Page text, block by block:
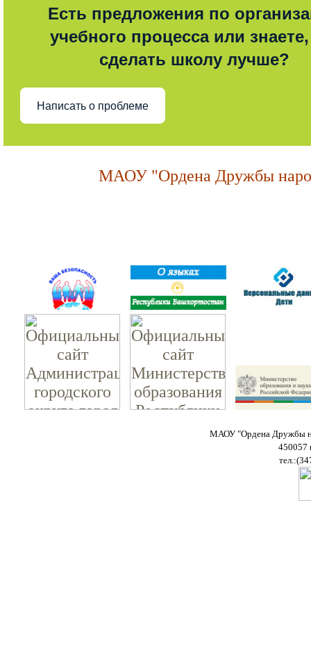
Есть предложения по
учебного процесса или знаете,
сделать школу лучше?
Написать о проблеме
МАОУ "Ордена Дружбы
МАОУ "Ордена Дружбы
450057